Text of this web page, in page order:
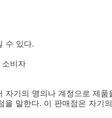
수 있다.
비자
기의 명의나 계정으로 제품
말한다. 이 판매점은 자기